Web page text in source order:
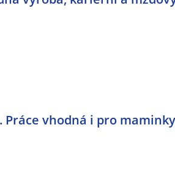
Práce vhodná i pro